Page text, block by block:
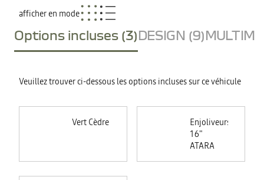
afficher en mode
Options incluses (3)DESIGN (9)
Veuillez trouver ci-dessous les options incluses sur ce véhicule
Vert Cèdre
Enjoliveurs
16"
ATARA